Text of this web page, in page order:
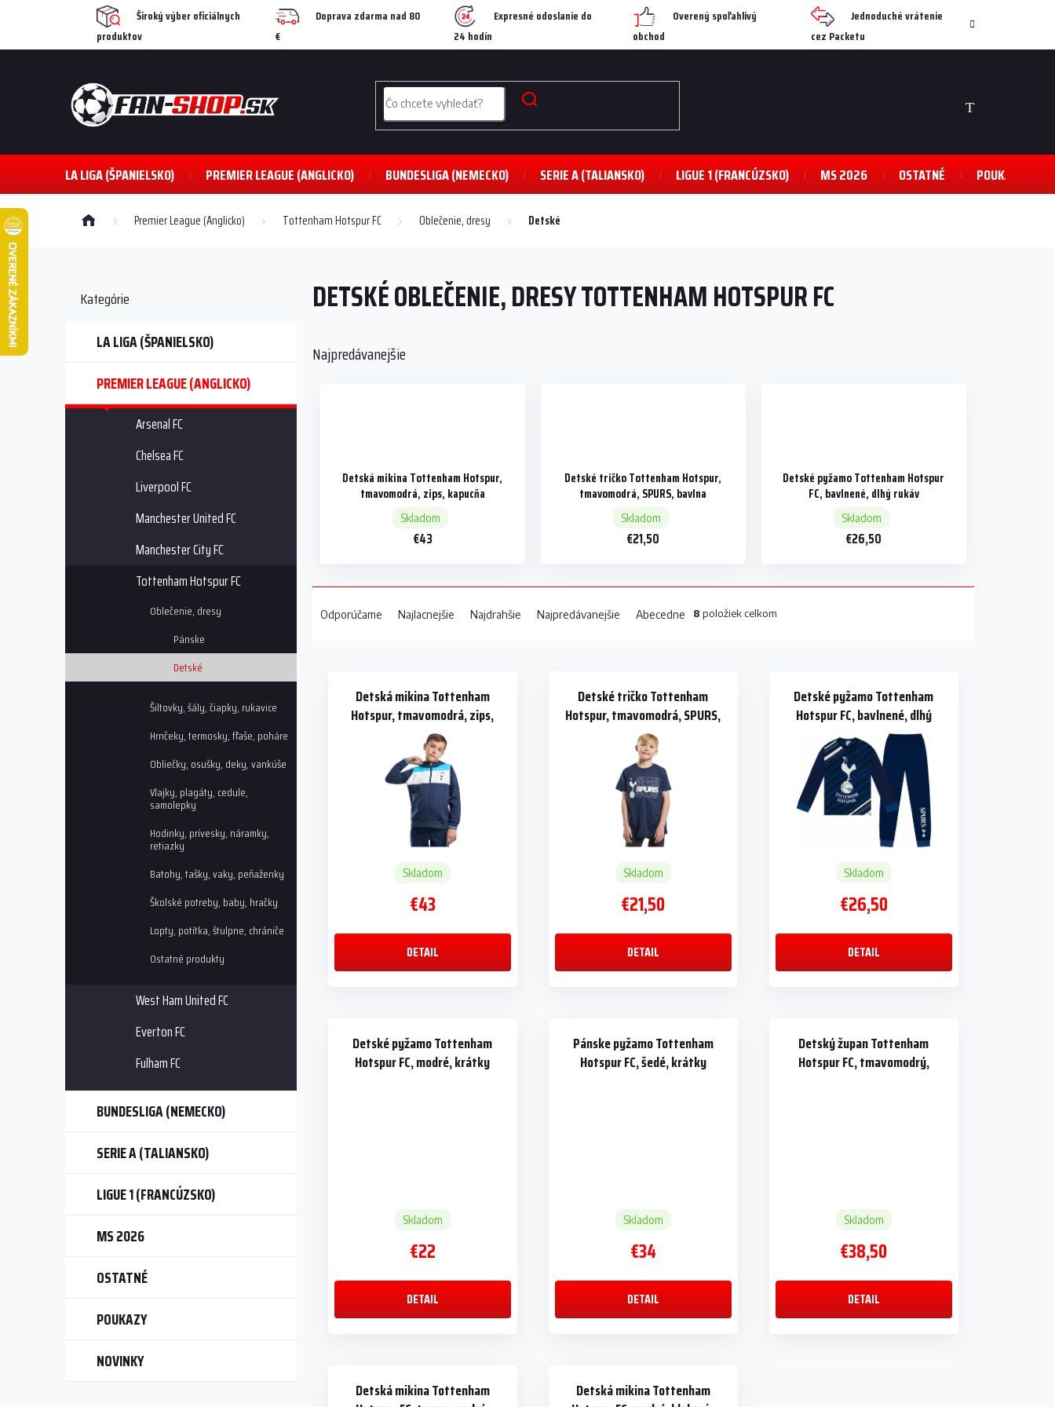
Široký výber oficiálnych
produktov
Doprava zdarma nad 80
€
Expresné odoslanie do
24 hodín
Overený spoľahlivý
obchod
Jednoduché vrátenie
cez Packetu
NÁKUPNÝ
LA LIGA (ŠPANIELSKO) PREMIER LEAGUE (ANGLICKO) BUNDESLIGA (NEMECKO) SERIE A (TALIANSKO) LIGUE 1 (FRANCÚZSKO) MS 2026 OSTATNÉ POUKAZY
Domov Premier League (Anglicko) Tottenham Hotspur FC Oblečenie, dresy Detské
l
kategórie
Kategórie
LA LIGA (ŠPANIELSKO)
PREMIER LEAGUE (ANGLICKO)
Arsenal FC
Chelsea FC
Liverpool FC
Manchester United FC
Manchester City FC
Tottenham Hotspur FC
Oblečenie, dresy
Pánske
Detské
Šiltovky, šály, čiapky, rukavice
Hrnčeky, termosky, fľaše, poháre
Obliečky, osušky, deky, vankúše
Vlajky, plagáty, cedule,
samolepky
Hodinky, prívesky, náramky,
retiazky
Batohy, tašky, vaky, peňaženky
Školské potreby, baby, hračky
Lopty, potítka, štulpne, chrániče
Ostatné produkty
West Ham United FC
Everton FC
Fulham FC
BUNDESLIGA (NEMECKO)
SERIE A (TALIANSKO)
LIGUE 1 (FRANCÚZSKO)
MS 2026
OSTATNÉ
POUKAZY
NOVINKY
DETSKÉ OBLEČENIE, DRESY TOTTENHAM HOTSPUR FC
Najpredávanejšie
Detská mikina Tottenham Hotspur,
tmavomodrá, zips, kapucňa
Skladom
€43
Detské tričko Tottenham Hotspur,
tmavomodrá, SPURS, bavlna
Skladom
€21,50
Detské pyžamo Tottenham Hotspur
FC, bavlnené, dlhý rukáv
Skladom
€26,50
R
Odporúčame Najlacnejšie Najdrahšie Najpredávanejšie Abecedne 8 položiek celkom
Detská mikina Tottenham
Hotspur, tmavomodrá, zips,
kapucňa
Skladom
€43
DETAIL
Detské tričko Tottenham
Hotspur, tmavomodrá, SPURS,
bavlna
Skladom
€21,50
DETAIL
Detské pyžamo Tottenham
Hotspur FC, bavlnené, dlhý
rukáv
Skladom
€26,50
DETAIL
Detské pyžamo Tottenham
Hotspur FC, modré, krátky
Skladom
€22
DETAIL
Pánske pyžamo Tottenham
Hotspur FC, šedé, krátky
Skladom
€34
DETAIL
Detský župan Tottenham
Hotspur FC, tmavomodrý,
Skladom
€38,50
DETAIL
Detská mikina Tottenham
Detská mikina Tottenham